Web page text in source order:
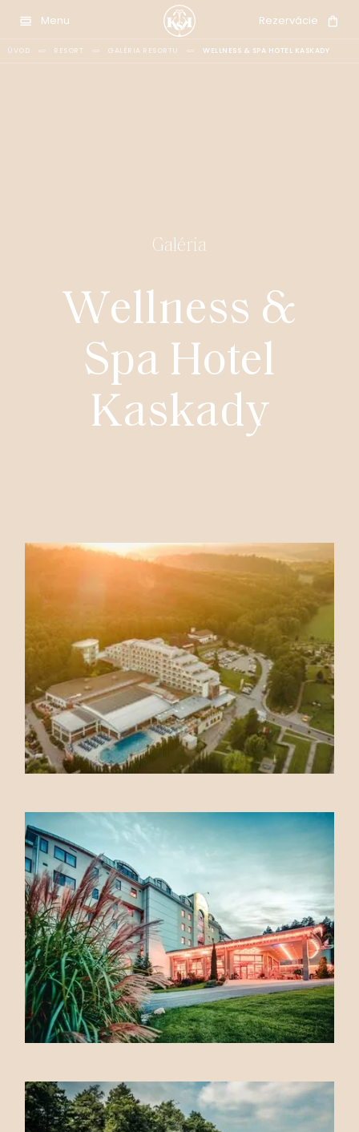
Menu Rezervácie
ÚVOD RESORT GALÉRIA RESORTU WELLNESS & SPA HOTEL KASKADY
Galéria
Wellness &
Spa Hotel
Kaskady